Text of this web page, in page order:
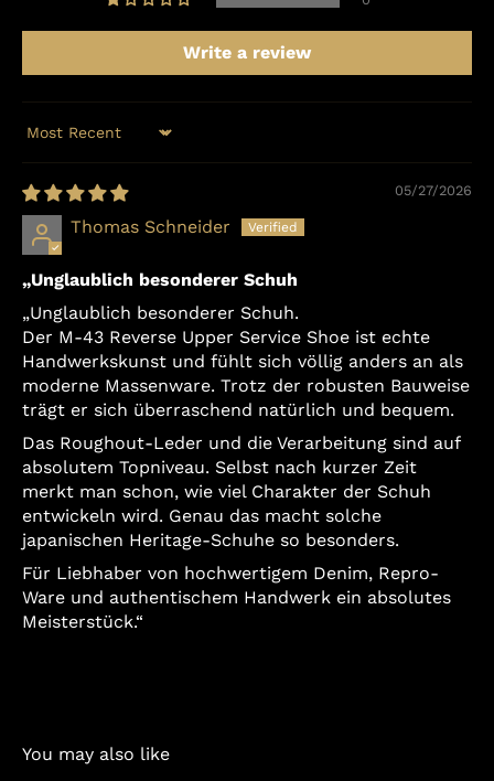
Write a review
Sort by
05/27/2026
Thomas Schneider
„Unglaublich besonderer Schuh
„Unglaublich besonderer Schuh.
Der M-43 Reverse Upper Service Shoe ist echte
Handwerkskunst und fühlt sich völlig anders an als
moderne Massenware. Trotz der robusten Bauweise
trägt er sich überraschend natürlich und bequem.
Das Roughout-Leder und die Verarbeitung sind auf
absolutem Topniveau. Selbst nach kurzer Zeit
merkt man schon, wie viel Charakter der Schuh
entwickeln wird. Genau das macht solche
japanischen Heritage-Schuhe so besonders.
Für Liebhaber von hochwertigem Denim, Repro-
Ware und authentischem Handwerk ein absolutes
Meisterstück.“
You may also like